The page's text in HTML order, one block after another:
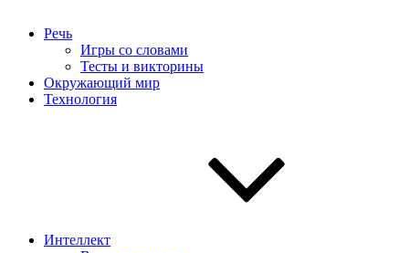
Речь
Игры со словами
Тесты и викторины
Окружающий мир
Технология
Интеллект